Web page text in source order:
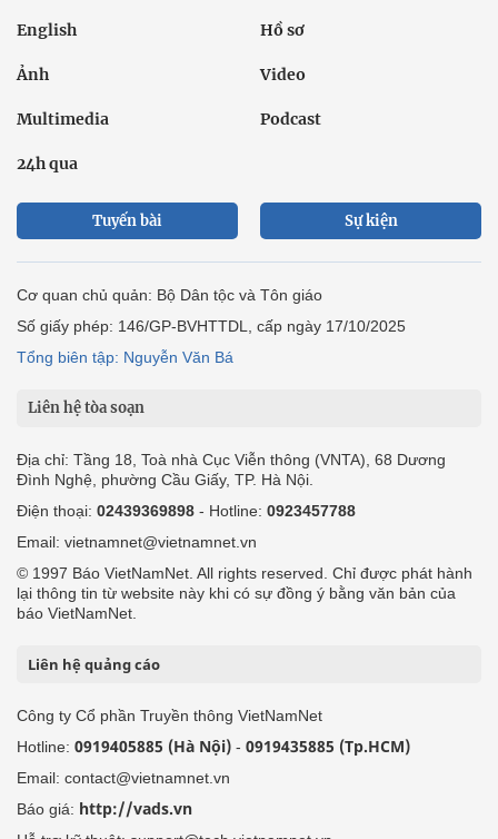
English Hồ sơ
Ảnh Video
Multimedia Podcast
24h qua
Tuyến bài Sự kiện
Cơ quan chủ quản: Bộ Dân tộc và Tôn giáo
Số giấy phép: 146/GP-BVHTTDL, cấp ngày 17/10/2025
Tổng biên tập: Nguyễn Văn Bá
Liên hệ tòa soạn
Địa chỉ: Tầng 18, Toà nhà Cục Viễn thông (VNTA), 68 Dương
Đình Nghệ, phường Cầu Giấy, TP. Hà Nội.
Điện thoại: 02439369898 - Hotline: 0923457788
Email: vietnamnet@vietnamnet.vn
© 1997 Báo VietNamNet. All rights reserved. Chỉ được phát hành
lại thông tin từ website này khi có sự đồng ý bằng văn bản của
báo VietNamNet.
Liên hệ quảng cáo
Công ty Cổ phần Truyền thông VietNamNet
Hotline: 0919405885 (Hà Nội) - 0919435885 (Tp.HCM)
Email: contact@vietnamnet.vn
Báo giá: http://vads.vn